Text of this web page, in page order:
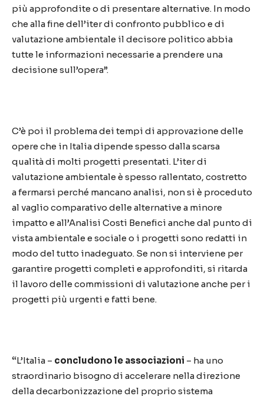
più approfondite o di presentare alternative. In modo
che alla fine dell’iter di confronto pubblico e di
valutazione ambientale il decisore politico abbia
tutte le informazioni necessarie a prendere una
decisione sull’opera”.
C’è poi il problema dei tempi di approvazione delle
opere che in Italia dipende spesso dalla scarsa
qualità di molti progetti presentati. L’iter di
valutazione ambientale è spesso rallentato, costretto
a fermarsi perché mancano analisi, non si è proceduto
al vaglio comparativo delle alternative a minore
impatto e all’Analisi Costi Benefici anche dal punto di
vista ambientale e sociale o i progetti sono redatti in
modo del tutto inadeguato. Se non si interviene per
garantire progetti completi e approfonditi, si ritarda
il lavoro delle commissioni di valutazione anche per i
progetti più urgenti e fatti bene.
“L’Italia – concludono le associazioni – ha uno
straordinario bisogno di accelerare nella direzione
della decarbonizzazione del proprio sistema